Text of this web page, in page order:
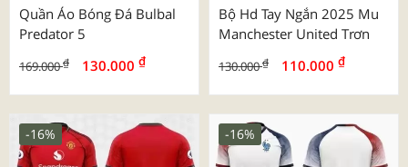
Quần Áo Bóng Đá Bulbal
Predator 5
169.000₫ 130.000 ₫
Bộ Hd Tay Ngắn 2025 Mu
Manchester United Trơn
130.000₫ 110.000 ₫
-16% -16%